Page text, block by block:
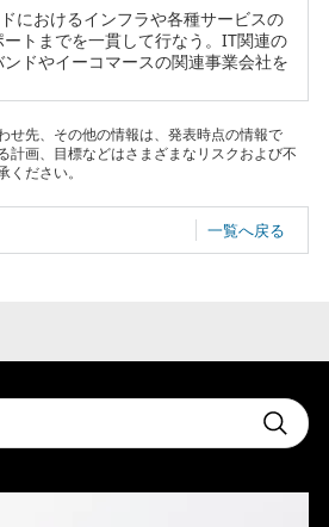
におけるインフラや各種サービスの
トまでを一貫して行なう。IT関連の
ドやイーコマースの関連事業会社を
せ先、その他の情報は、発表時点の情報で
画、目標などはさまざまなリスクおよび不
ださい。
一覧へ戻る
Submit